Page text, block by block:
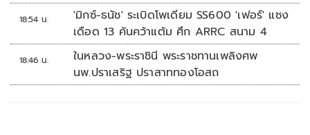
18:54 น.
'มิกซ์-ธนัช' ระเบิดโพเดียม SS600 'เฟอร์' แซง
เดือด 13 คันคว้าแต้ม ศึก ARRC สนาม 4
18:46 น.
ในหลวง-พระราชินี พระราชทานเพลิงศพ
นพ.ปราเสริฐ ปราสาททองโอสถ